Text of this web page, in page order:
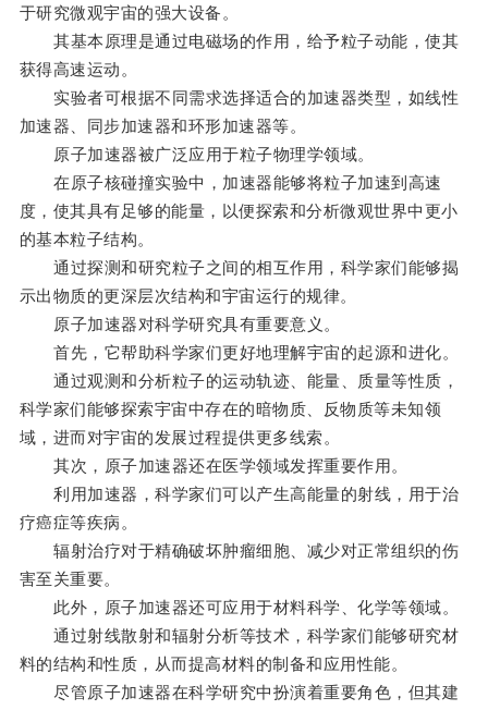
于研究微观宇宙的强大设备。
其基本原理是通过电磁场的作用，给予粒子动能，使其
获得高速运动。
实验者可根据不同需求选择适合的加速器类型，如线性
加速器、同步加速器和环形加速器等。
原子加速器被广泛应用于粒子物理学领域。
在原子核碰撞实验中，加速器能够将粒子加速到高速
度，使其具有足够的能量，以便探索和分析微观世界中更小
的基本粒子结构。
通过探测和研究粒子之间的相互作用，科学家们能够揭
示出物质的更深层次结构和宇宙运行的规律。
原子加速器对科学研究具有重要意义。
首先，它帮助科学家们更好地理解宇宙的起源和进化。
通过观测和分析粒子的运动轨迹、能量、质量等性质，
科学家们能够探索宇宙中存在的暗物质、反物质等未知领
域，进而对宇宙的发展过程提供更多线索。
其次，原子加速器还在医学领域发挥重要作用。
利用加速器，科学家们可以产生高能量的射线，用于治
疗癌症等疾病。
辐射治疗对于精确破坏肿瘤细胞、减少对正常组织的伤
害至关重要。
此外，原子加速器还可应用于材料科学、化学等领域。
通过射线散射和辐射分析等技术，科学家们能够研究材
料的结构和性质，从而提高材料的制备和应用性能。
尽管原子加速器在科学研究中扮演着重要角色，但其建